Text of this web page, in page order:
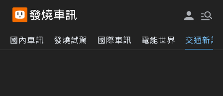
國內車訊 發燒試駕 國際車訊 電能世界 交通新訊